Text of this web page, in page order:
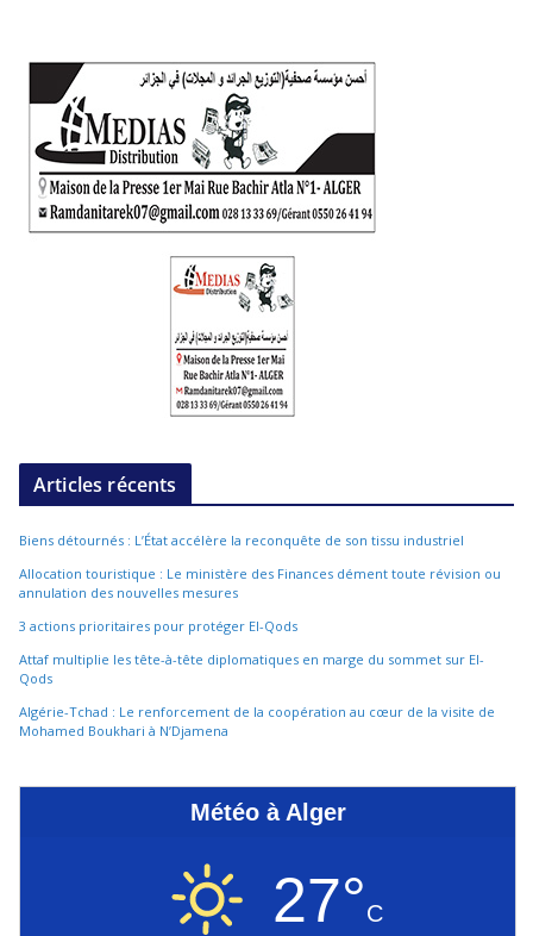
Articles récents
Biens détournés : L’État accélère la reconquête de son tissu industriel
Allocation touristique : Le ministère des Finances dément toute révision ou
annulation des nouvelles mesures
3 actions prioritaires pour protéger El-Qods
Attaf multiplie les tête-à-tête diplomatiques en marge du sommet sur El-
Qods
Algérie-Tchad : Le renforcement de la coopération au cœur de la visite de
Mohamed Boukhari à N’Djamena
Météo à Alger
27°C